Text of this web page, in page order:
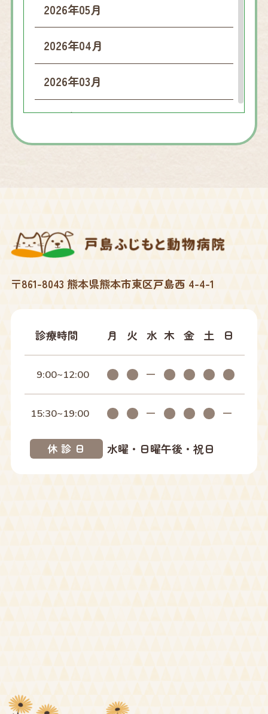
2026年05月
2026年04月
2026年03月
2026年02月
2025年09月
2025年04月
2025年02月
2024年12月
2024年10月
〒861-8043 熊本県熊本市東区戸島西 4-4-1
診療時間 月 火 水 木 金 土 日
9:00~12:00
15:30~19:00
休診日 水曜・日曜午後・祝日